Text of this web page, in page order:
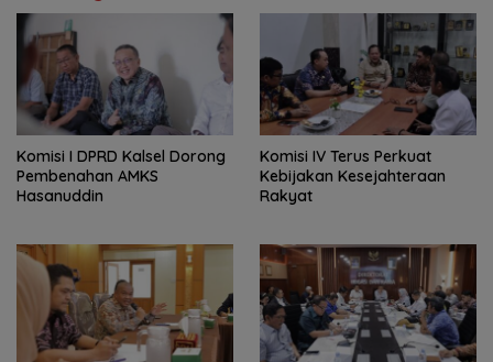
Komisi I DPRD Kalsel Dorong
Pembenahan AMKS
Hasanuddin
Komisi IV Terus Perkuat
Kebijakan Kesejahteraan
Rakyat